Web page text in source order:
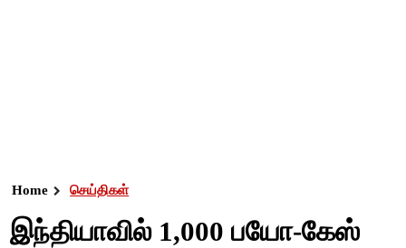
Home செய்திகள்
இந்தியாவில் 1,000 பயோ-கேஸ்